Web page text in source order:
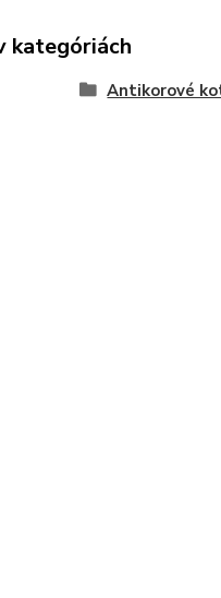
kategóriách
Antikorové